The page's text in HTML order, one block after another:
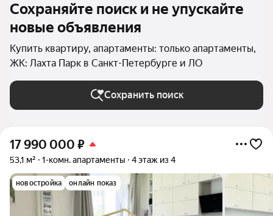
Сохраняйте поиск и не упускайте
новые объявления
Купить квартиру, апартаменты: только апартаменты,
ЖК: Лахта Парк в Санкт-Петербурге и ЛО
Сохранить поиск
17 990 000 ₽
53,1 м² 1-комн. апартаменты 4 этаж из 4
новостройка онлайн показ